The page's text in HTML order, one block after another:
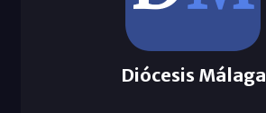
Diócesis Málaga